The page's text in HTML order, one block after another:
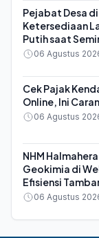
Pejabat Desa
Ketersediaan
Putih saat
06 Agustus
Cek Pajak
Online, Ini
06 Agustus
NHM
Geokimia di
Efisiensi
06 Agustus